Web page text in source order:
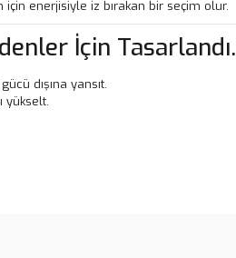
için enerjisiyle iz bırakan bir seçim olur.
İçin Tasarlandı.
dışına yansıt.
yükselt.